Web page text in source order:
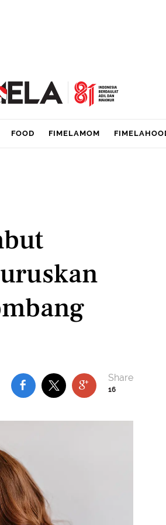
FOOD FIMELAMOM
16